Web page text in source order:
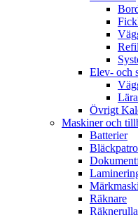
Elev- och
Övrigt
Maskiner och
Batterier
Räknare